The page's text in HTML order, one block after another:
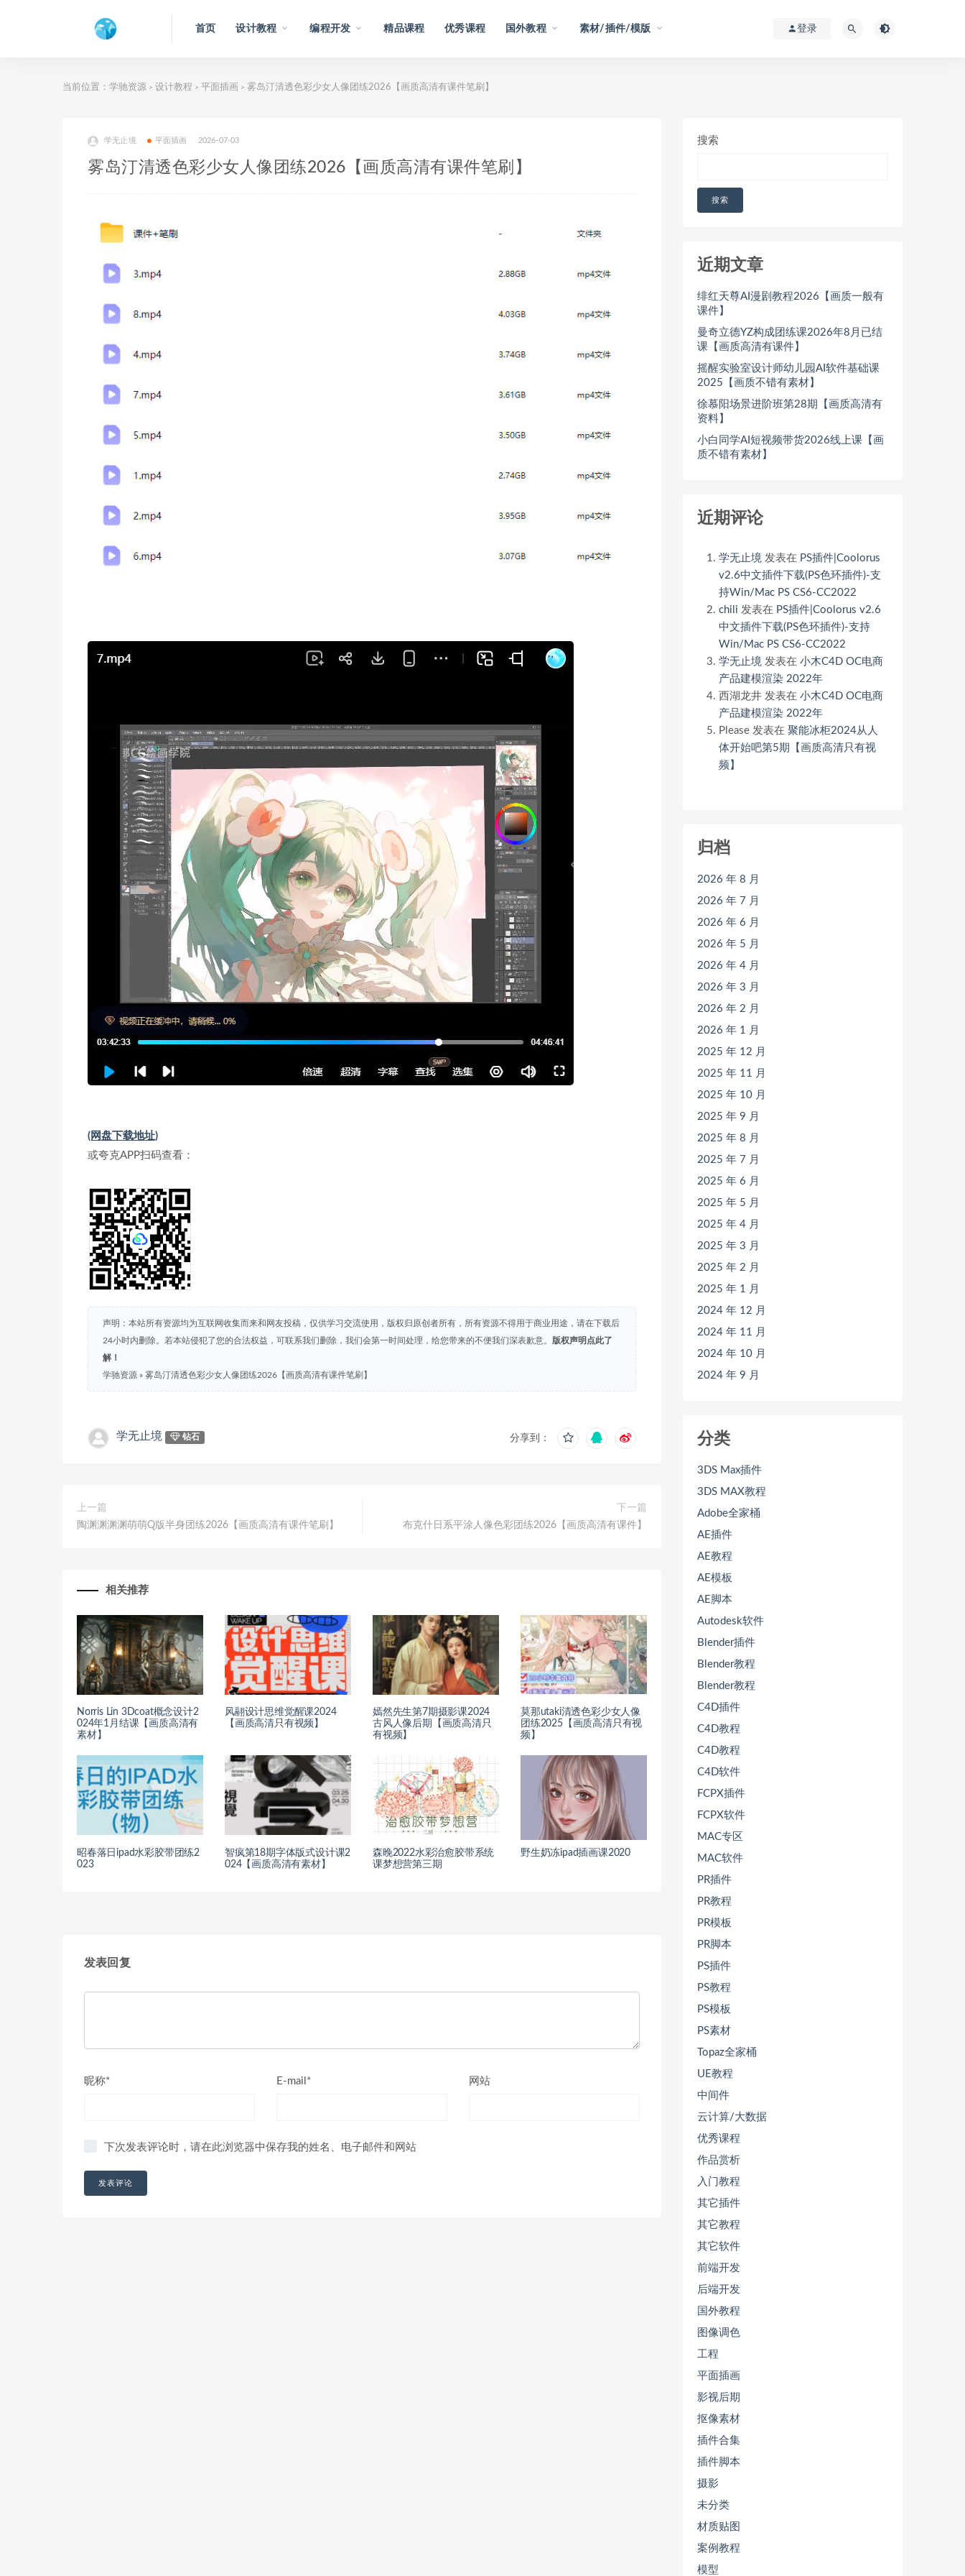
首页 设计教程 编程开发 精品课程 优秀课程 国外教程 素材/插件/模版 登录
当前位置： 学驰资源 > 设计教程 > 平面插画 > 雾岛汀清透色彩少女人像团练2026【画质高清有课件笔刷】
学无止境 平面插画 2026-07-03
雾岛汀清透色彩少女人像团练2026【画质高清有课件笔刷】
(网盘下载地址)
或夸克APP扫码查看：
声明：本站所有资源均为互联网收集而来和网友投稿，仅供学习交流使用，版权归原创者所有，所有资源不得用于商业用途，请在下载后
24小时内删除。若本站侵犯了您的合法权益，可联系我们删除，我们会第一时间处理，给您带来的不便我们深表歉意。
版权声明点此了
解！
学驰资源 » 雾岛汀清透色彩少女人像团练2026【画质高清有课件笔刷】
学无止境 钻石 分享到：
上一篇
陶渊渊渊渊萌萌Q版半身团练2026【画质高清有课件笔刷】
下一篇
布克什日系平涂人像色彩团练2026【画质高清有课件】
相关推荐
Norris Lin 3Dcoat概念设计2
024年1月结课【画质高清有
素材】
风翮设计思维觉醒课2024
【画质高清只有视频】
嫣然先生第7期摄影课2024
古风人像后期【画质高清只
有视频】
莫那utaki清透色彩少女人像
团练2025【画质高清只有视
频】
昭春落日ipad水彩胶带团练2
023
智疯第18期字体版式设计课2
024【画质高清有素材】
森晚2022水彩治愈胶带系统
课梦想营第三期
野生奶冻ipad插画课2020
发表回复
昵称* E-mail* 网站
下次发表评论时，请在此浏览器中保存我的姓名、电子邮件和网站
搜索
搜索
近期文章
绯红天尊AI漫剧教程2026【画质一般有
课件】
曼奇立德YZ构成团练课2026年8月已结
课【画质高清有课件】
摇醒实验室设计师幼儿园AI软件基础课
2025【画质不错有素材】
徐慕阳场景进阶班第28期【画质高清有
资料】
小白同学AI短视频带货2026线上课【画
质不错有素材】
近期评论
学无止境 发表在 PS插件|Coolorus
v2.6中文插件下载(PS色环插件)-支
持Win/Mac PS CS6-CC2022
chili 发表在 PS插件|Coolorus v2.6
中文插件下载(PS色环插件)-支持
Win/Mac PS CS6-CC2022
学无止境 发表在 小木C4D OC电商
产品建模渲染 2022年
西湖龙井 发表在 小木C4D OC电商
产品建模渲染 2022年
Please 发表在 聚能冰柜2024从人
体开始吧第5期【画质高清只有视
频】
归档
2026 年 8 月
2026 年 7 月
2026 年 6 月
2026 年 5 月
2026 年 4 月
2026 年 3 月
2026 年 2 月
2026 年 1 月
2025 年 12 月
2025 年 11 月
2025 年 10 月
2025 年 9 月
2025 年 8 月
2025 年 7 月
2025 年 6 月
2025 年 5 月
2025 年 4 月
2025 年 3 月
2025 年 2 月
2025 年 1 月
2024 年 12 月
2024 年 11 月
2024 年 10 月
2024 年 9 月
分类
3DS Max插件
3DS MAX教程
Adobe全家桶
AE插件
AE教程
AE模板
AE脚本
Autodesk软件
Blender插件
Blender教程
Blender教程
C4D插件
C4D教程
C4D教程
C4D软件
FCPX插件
FCPX软件
MAC专区
MAC软件
PR插件
PR教程
PR模板
PR脚本
PS插件
PS教程
PS模板
PS素材
Topaz全家桶
UE教程
中间件
云计算/大数据
优秀课程
作品赏析
入门教程
其它插件
其它教程
其它软件
前端开发
后端开发
国外教程
图像调色
工程
平面插画
影视后期
抠像素材
插件合集
插件脚本
摄影
未分类
材质贴图
案例教程
模型